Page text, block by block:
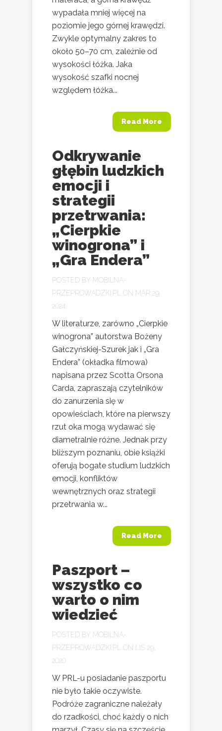
wypadała mniej więcej na
poziomie jego górnej krawędzi.
Zwykle optymalny zakres to
około 50–70 cm, zależnie od
wysokości łóżka. Jaka
wysokość szafki nocnej
względem łóżka...
Read More
Odkrywanie
głębin ludzkich
emocji i
strategii
przetrwania:
„Cierpkie
winogrona” i
„Gra Endera”
POSTED BY MOBILNA-
PRZEPROWADZKI.PL
ON MAR 29,
2024
W literaturze, zarówno „Cierpkie
winogrona” autorstwa Bożeny
Gałczyńskiej-Szurek jak i „Gra
Endera” (okładka filmowa)
napisana przez Scotta Orsona
Carda, zapraszają czytelników
do zanurzenia się w
opowieściach, które na pierwszy
rzut oka mogą wydawać się
diametralnie różne. Jednak przy
bliższym poznaniu, obie książki
oferują bogate studium ludzkich
emocji, konfliktów
wewnętrznych oraz strategii
przetrwania w...
Read More
Paszport –
wszystko co
warto o nim
wiedzieć
POSTED BY MOBILNA-
PRZEPROWADZKI.PL
ON LIS 29,
2020
W PRL-u posiadanie paszportu
nie było takie oczywiste.
Podróże zagraniczne należały
do rzadkości, choć każdy o nich